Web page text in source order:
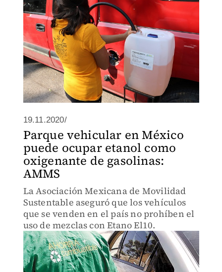
19.11.2020/
Parque vehicular en México
puede ocupar etanol como
oxigenante de gasolinas:
AMMS
La Asociación Mexicana de Movilidad
Sustentable aseguró que los vehículos
que se venden en el país no prohíben el
uso de mezclas con Etano El10.